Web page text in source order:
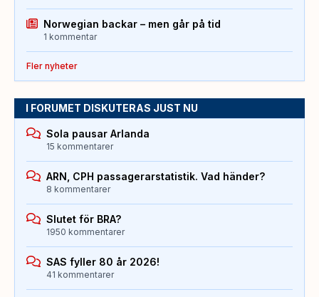
Norwegian backar – men går på tid
1 kommentar
Fler nyheter
I FORUMET DISKUTERAS JUST NU
Sola pausar Arlanda
15 kommentarer
ARN, CPH passagerarstatistik. Vad händer?
8 kommentarer
Slutet för BRA?
1950 kommentarer
SAS fyller 80 år 2026!
41 kommentarer